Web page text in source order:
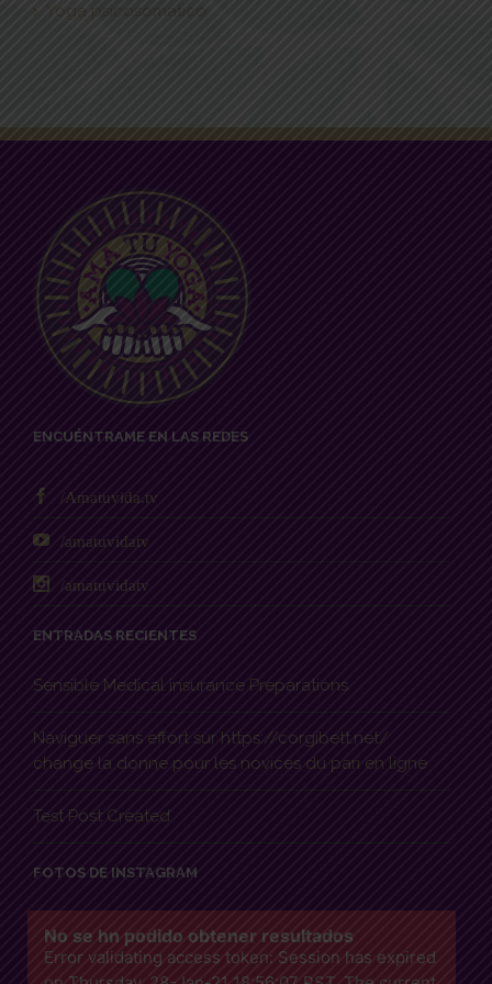
Yoga psicosomático
ENCUÉNTRAME EN LAS REDES
/Amatuvida.tv
/amatuvidatv
/amatuvidatv
ENTRADAS RECIENTES
Sensible Medical insurance Preparations
Naviguer sans effort sur https://corgibett.net/
change la donne pour les novices du pari en ligne
Test Post Created
FOTOS DE INSTAGRAM
No se hn podido obtener resultados
Error validating access token: Session has expired